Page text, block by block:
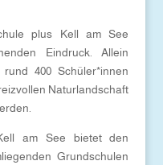
plus Kell am See
Eindruck. Allein
400 Schüler*innen
Naturlandschaft
am See bietet den
Grundschulen